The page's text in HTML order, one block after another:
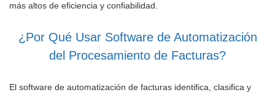
más altos de eficiencia y confiabilidad.
¿Por Qué Usar Software de Automatización
del Procesamiento de Facturas?
El software de automatización de facturas identifica, clasifica y